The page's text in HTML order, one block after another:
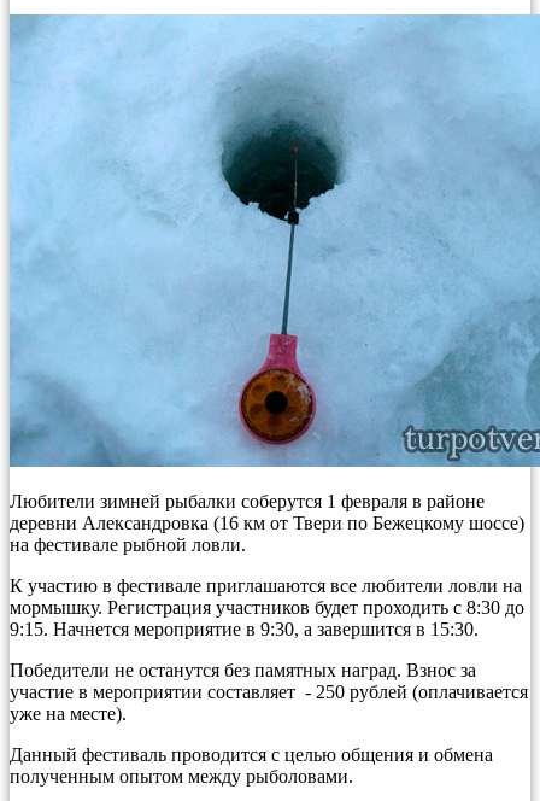
Любители зимней рыбалки соберутся 1 февраля в районе
деревни Александровка (16 км от Твери по Бежецкому шоссе)
на фестивале рыбной ловли.
К участию в фестивале приглашаются все любители ловли на
мормышку. Регистрация участников будет проходить с 8:30 до
9:15. Начнется мероприятие в 9:30, а завершится в 15:30.
Победители не останутся без памятных наград. Взнос за
участие в мероприятии составляет - 250 рублей (оплачивается
уже на месте).
Данный фестиваль проводится с целью общения и обмена
полученным опытом между рыболовами.